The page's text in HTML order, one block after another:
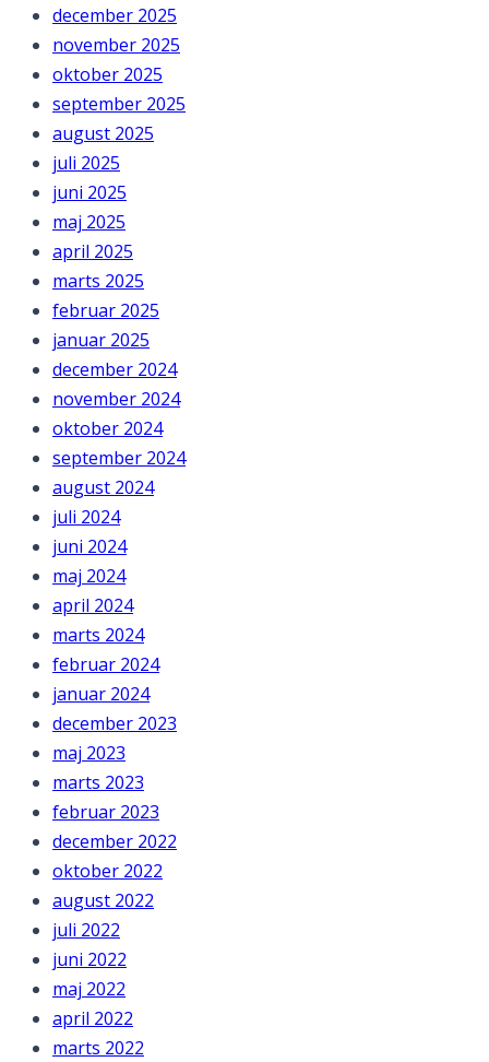
december 2025
november 2025
oktober 2025
september 2025
august 2025
juli 2025
juni 2025
maj 2025
april 2025
marts 2025
februar 2025
januar 2025
december 2024
november 2024
oktober 2024
september 2024
august 2024
juli 2024
juni 2024
maj 2024
april 2024
marts 2024
februar 2024
januar 2024
december 2023
maj 2023
marts 2023
februar 2023
december 2022
oktober 2022
august 2022
juli 2022
juni 2022
maj 2022
april 2022
marts 2022